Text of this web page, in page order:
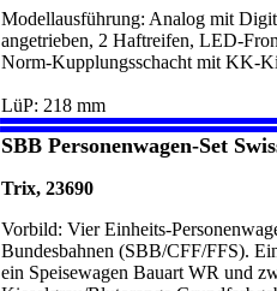
Modellausführung: Analog mit
angetrieben, 2 Haftreifen, LED-
Norm-Kupplungsschacht mit KK-
LüP: 218 mm
SBB Personenwagen-Set
Trix, 23690
Vorbild: Vier Einheits-
Bundesbahnen (SBB/CFF/FFS).
ein Speisewagen Bauart WR und